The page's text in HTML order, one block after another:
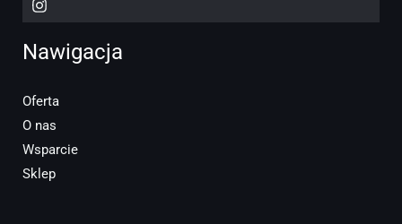
Nawigacja
Oferta
O nas
Wsparcie
Sklep